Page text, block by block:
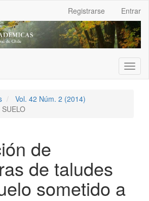
Registrarse Entrar
Vol. 42 Núm. 2 (2014)
de
de taludes
sometido a